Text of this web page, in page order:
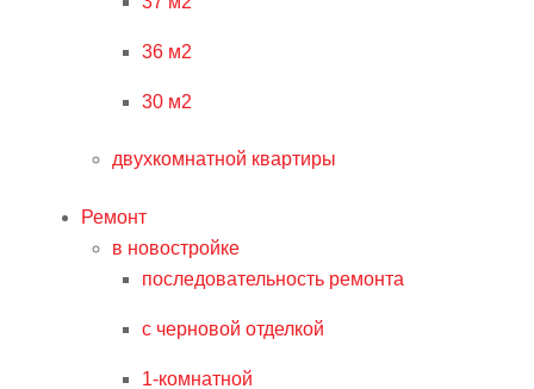
36 м2
30 м2
двухкомнатной квартиры
Ремонт
в новостройке
последовательность ремонта
с черновой отделкой
1-комнатной